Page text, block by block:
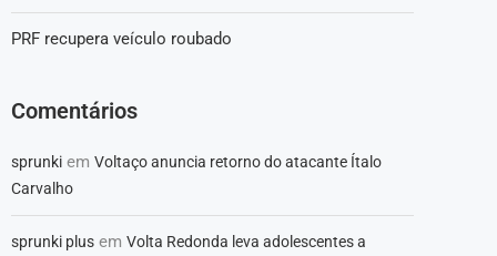
PRF recupera veículo roubado
Comentários
sprunki em Voltaço anuncia retorno do atacante Ítalo
Carvalho
sprunki plus em Volta Redonda leva adolescentes a